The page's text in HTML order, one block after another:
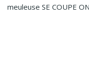
meuleuse SE COUPE